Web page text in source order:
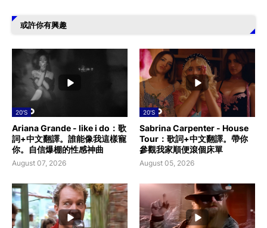
或許你有興趣
20'S
Ariana Grande - like i do：歌
詞+中文翻譯。誰能像我這樣寵
你。自信爆棚的性感神曲
August 07, 2026
20'S
Sabrina Carpenter - House
Tour：歌詞+中文翻譯。帶你
參觀我家順便滾個床單
August 05, 2026